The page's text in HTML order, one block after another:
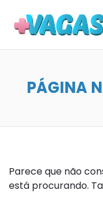
PÁGINA
Parece que não
está procurando.